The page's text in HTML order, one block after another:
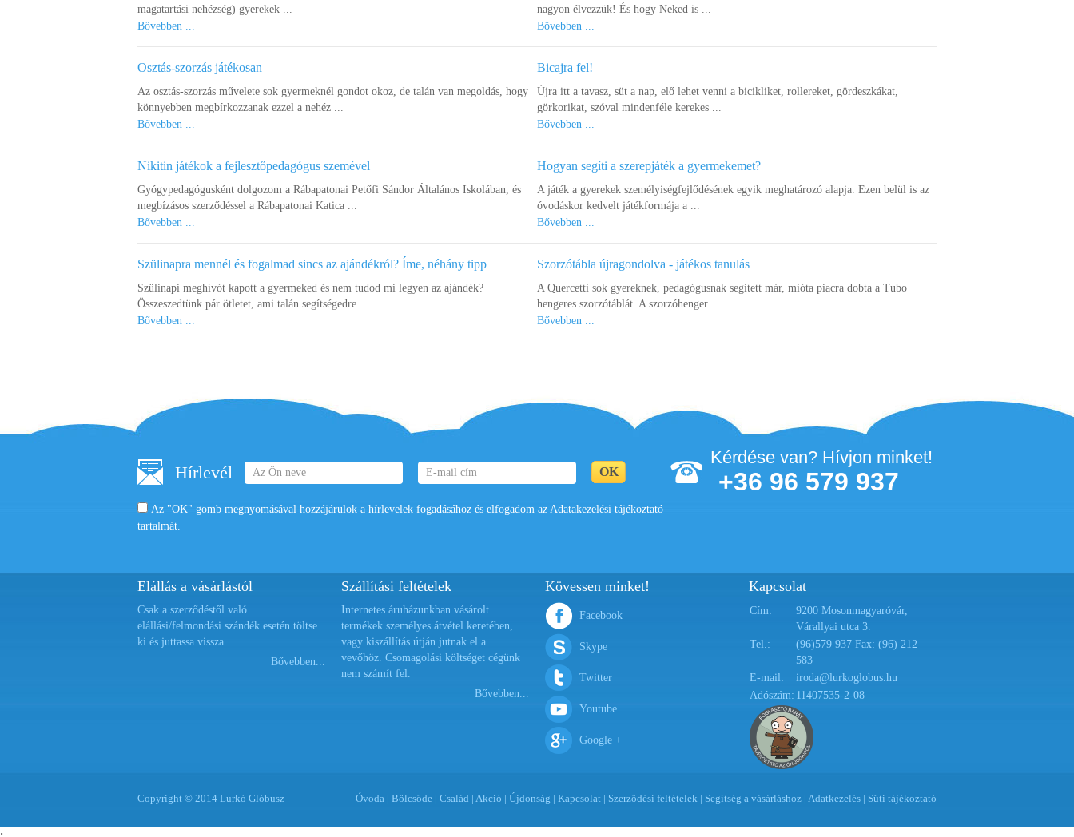
magatartási nehézség) gyerekek ...
Bővebben ...
Osztás-szorzás játékosan
Az osztás-szorzás művelete sok gyermeknél gondot okoz, de talán van megoldás, hogy
könnyebben megbírkozzanak ezzel a nehéz ...
Bővebben ...
Nikitin játékok a fejlesztőpedagógus szemével
Gyógypedagógusként dolgozom a Rábapatonai Petőfi Sándor Általános Iskolában, és
megbízásos szerződéssel a Rábapatonai Katica ...
Bővebben ...
Szülinapra mennél és fogalmad sincs az ajándékról? Íme, néhány tipp
Szülinapi meghívót kapott a gyermeked és nem tudod mi legyen az ajándék?
Összeszedtünk pár ötletet, ami talán segítségedre ...
Bővebben ...
nagyon élvezzük! És hogy Neked is ...
Bővebben ...
Bicajra fel!
Újra itt a tavasz, süt a nap, elő lehet venni a bicikliket, rollereket, gördeszkákat,
görkorikat, szóval mindenféle kerekes ...
Bővebben ...
Hogyan segíti a szerepjáték a gyermekemet?
A játék a gyerekek személyiségfejlődésének egyik meghatározó alapja. Ezen belül is az
óvodáskor kedvelt játékformája a ...
Bővebben ...
Szorzótábla újragondolva - játékos tanulás
A Quercetti sok gyereknek, pedagógusnak segített már, mióta piacra dobta a Tubo
hengeres szorzótáblát. A szorzóhenger ...
Bővebben ...
Hírlevél
Az "OK" gomb megnyomásával hozzájárulok a hírlevelek fogadásához és elfogadom az Adatakezelési tájékoztató
tartalmát.
Kérdése van? Hívjon minket!
+36 96 579 937
Elállás a vásárlástól
Csak a szerződéstől való
elállási/felmondási szándék esetén töltse
ki és juttassa vissza
Bővebben...
Szállítási feltételek
Internetes áruházunkban vásárolt
termékek személyes átvétel keretében,
vagy kiszállítás útján jutnak el a
vevőhöz. Csomagolási költséget cégünk
nem számít fel.
Bővebben...
Kövessen minket!
Facebook
Skype
Twitter
Youtube
Google +
Kapcsolat
Cím:
9200 Mosonmagyaróvár,
Várallyai utca 3.
Tel.:
(96)579 937 Fax: (96) 212
583
E-mail:
iroda@lurkoglobus.hu
Adószám: 11407535-2-08
Copyright © 2014 Lurkó Glóbusz Óvoda | Bölcsőde | Család | Akció | Újdonság | Kapcsolat | Szerződési feltételek | Segítség a vásárláshoz | Adatkezelés | Süti tájékoztató